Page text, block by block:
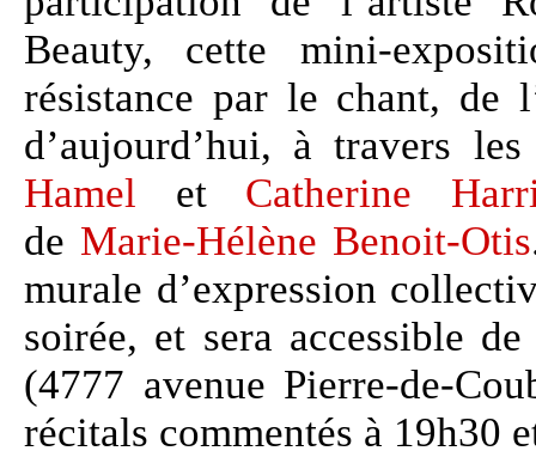
Beauty, cette mini-
résistance par le chant, de
d’aujourd’hui, à travers
Hamel et Catherine
de Marie-Hélène Benoit-Otis
murale d’expression
soirée, et sera accessible
(4777 avenue Pierre-de-
récitals commentés à 19h30